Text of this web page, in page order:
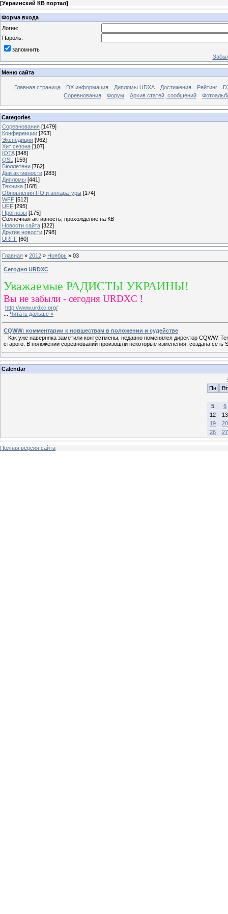
[Украинский КВ портал]
Форма входа
Логин:
Пароль:
запомнить
Меню сайта
Главная страница DX информация Дипломы UDXA Достижения Рейтинг
Соревнования
Форум Архив статей, сообщений
Categories
Соревнования [1479]
Конференции [263]
Экспедиции [962]
Хит сезона [107]
IOTA [348]
QSL [159]
Бюллетени [762]
Дни активности [283]
Дипломы [441]
Техника [168]
Обновления ПО и аппаратуры [174]
WFF [512]
UFF [295]
Прогнозы [175]
Солнечная активность, прохождение на КВ
Новости сайта [322]
Другие новости [798]
URFF [60]
Главная » 2012 » Ноябрь » 03
Сегодня URDXC
Уважаемые РАДИСТЫ УКРАИНЫ!
Вы не забыли - сегодня URDXC !
http://www.urdxc.org/
Читать дальше »
CQWW: комментарии к новшествам в положении и судействе
Как уже наверняка заметили контестмены, недавно поменялся директор CQWW.
старого. В положении соревнований произошли некоторые изменения, создана сеть
Calendar
Пн
Вт
5
6
12
13
19
20
26
27
Полная версия сайта